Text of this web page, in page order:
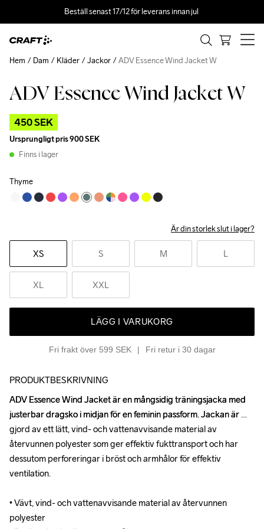
Beställ senast 17/12 för leverans innan jul
ADV Essence Wind Jacket W
450 SEK
Ursprungligt pris900 SEK
Finns i lager
Thyme
Är din storlek slut i lager?
XS S M L
XL XXL
LÄGG I VARUKORG
Fri frakt över 599 SEK Fri retur i 30 dagar
Hem Dam Kläder Jackor ADV Essence Wind Jacket W
Outlet
PRODUKTBESKRIVNING
ADV Essence Wind Jacket är en mångsidig träningsjacka med
justerbar dragsko i midjan för en feminin passform. Jackan är
gjord av ett lätt, vind- och vattenavvisande material av
återvunnen polyester som ger effektiv fukttransport och har
dessutom perforeringar i bröst och armhålor för effektiv
ventilation.
• Vävt, vind- och vattenavvisande material av återvunnen
polyester
ADV Essence Wind Jacket är en mångsidig träningsjacka med
justerbar dragsko i midjan för en feminin passform. Jackan är
gjord av ett lätt, vind- och vattenavvisande material av
återvunnen polyester som ger effektiv fukttransport och har
dessutom perforeringar i bröst och armhålor för effektiv
ventilation.
• Vävt, vind- och vattenavvisande material av återvunnen
polyester